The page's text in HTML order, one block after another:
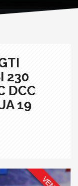
230
DCC
19